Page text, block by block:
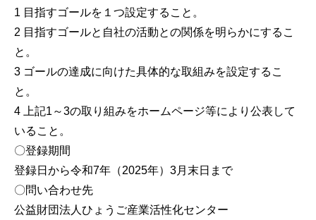
1 目指すゴールを１つ設定すること。
2 目指すゴールと自社の活動との関係を明らかにするこ
と。
3 ゴールの達成に向けた具体的な取組みを設定するこ
と。
4 上記1～3の取り組みをホームページ等により公表して
いること。
〇登録期間
登録日から令和7年（2025年）3月末日まで
〇問い合わせ先
公益財団法人ひょうご産業活性化センター